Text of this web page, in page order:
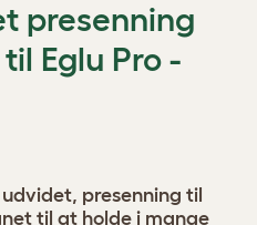
presenning
Eglu Pro -
presenning til
til at holde i mange